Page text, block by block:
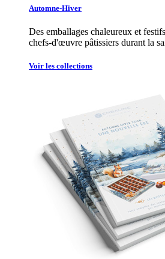
Automne-Hiver
Des emballages chaleureux et
chefs-d'œuvre pâtissiers durant la
Voir les collections